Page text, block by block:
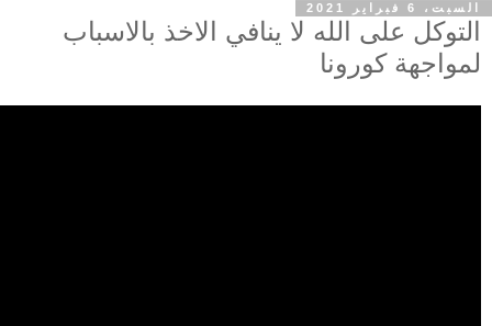
السبت، 6 فبراير 2021
التوكل على الله لا ينافي الاخذ بالاسباب
لمواجهة كورونا